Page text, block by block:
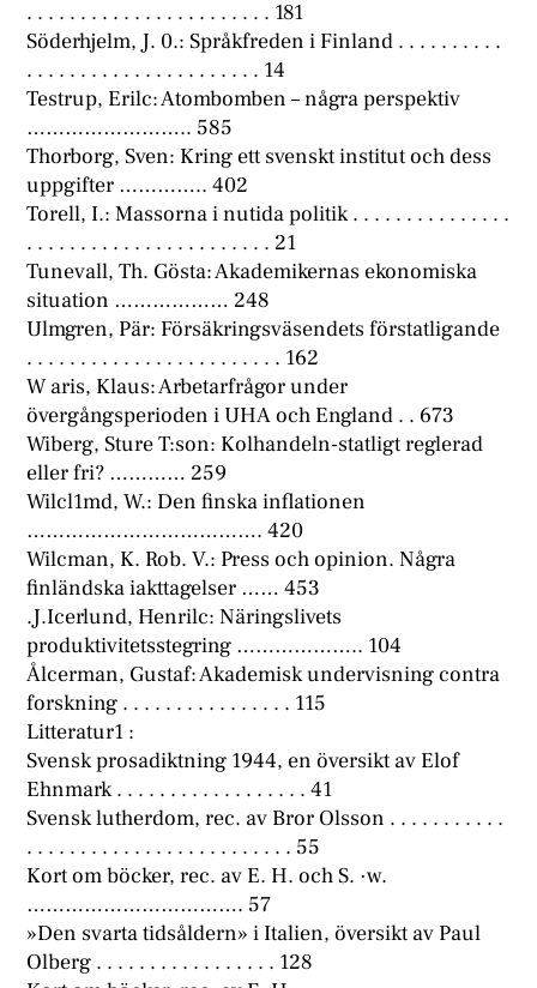
. . . . . . . . . . . . . . . . . . . . . . . 181
Söderhjelm, J. 0.: Språkfreden i Finland . . . . . . . . . .
. . . . . . . . . . . . . . . . . . . . . . 14
Testrup, Erilc: Atombomben – några perspektiv
…………………….. 585
Thorborg, Sven: Kring ett svenskt institut och dess
uppgifter ………….. 402
Torell, I.: Massorna i nutida politik . . . . . . . . . . . . . . .
. . . . . . . . . . . . . . . . . . . . . . . 21
Tunevall, Th. Gösta: Akademikernas ekonomiska
situation ……………… 248
Ulmgren, Pär: Försäkringsväsendets förstatligande
. . . . . . . . . . . . . . . . . . . . . . . . 162
W aris, Klaus: Arbetarfrågor under
övergångsperioden i UHA och England . . 673
Wiberg, Sture T:son: Kolhandeln-statligt reglerad
eller fri? ………… 259
Wilcl1md, W.: Den finska inflationen
………………………………. 420
Wilcman, K. Rob. V.: Press och opinion. Några
finländska iakttagelser …… 453
.J.Icerlund, Henrilc: Näringslivets
produktivitetsstegring ……………….. 104
Ålcerman, Gustaf: Akademisk undervisning contra
forskning . . . . . . . . . . . . . . . . 115
Litteratur1 :
Svensk prosadiktning 1944, en översikt av Elof
Ehnmark . . . . . . . . . . . . . . . . . . 41
Svensk lutherdom, rec. av Bror Olsson . . . . . . . . . . .
. . . . . . . . . . . . . . . . . . . . . . . . . 55
Kort om böcker, rec. av E. H. och S. ·w.
……………………………. 57
»Den svarta tidsåldern» i Italien, översikt av Paul
Olberg . . . . . . . . . . . . . . . . . 128